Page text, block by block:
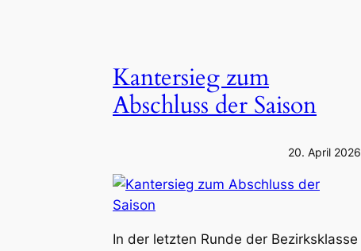
Kantersieg zum
Abschluss der Saison
20. April 2026
In der letzten Runde der Bezirksklasse